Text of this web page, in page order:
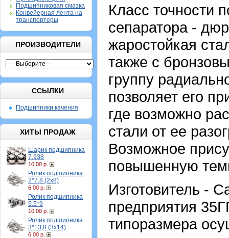
Подшипниковая смазка
Конвейерная лента на
транспортеры
ПРОИЗВОДИТЕЛИ
ССЫЛКИ
Подшипники качения
ХИТЫ ПРОДАЖ
Шарик подшипника
7,938
10.00 р.
Ролик подшипника
2*7,8 (2х8)
6.00 р.
Ролик подшипника
5,5*9
10.00 р.
Ролик подшипника
3*13,8 (3х14)
6.00 р.
Класс точности
сепаратора -
жаростойкая
также с
группу
позволяет его
где возможно
стали от ее
Возможное
повышенную
Изготовитель -
предприятия
типоразмера